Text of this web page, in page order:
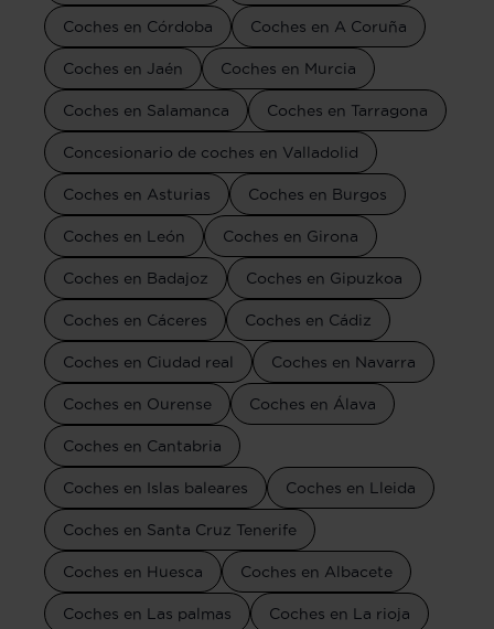
Coches en Córdoba Coches en A Coruña
Coches en Jaén Coches en Murcia
Coches en Salamanca Coches en Tarragona
Concesionario de coches en Valladolid
Coches en Asturias Coches en Burgos
Coches en León Coches en Girona
Coches en Badajoz Coches en Gipuzkoa
Coches en Cáceres Coches en Cádiz
Coches en Ciudad real Coches en Navarra
Coches en Ourense Coches en Álava
Coches en Cantabria
Coches en Islas baleares Coches en Lleida
Coches en Santa Cruz Tenerife
Coches en Huesca Coches en Albacete
Coches en Las palmas Coches en La rioja